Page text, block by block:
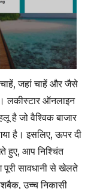
जहां चाहें और जैसे
लकीस्टार ऑनलाइन
है जो वैश्विक बाजार
है। इसलिए, ऊपर दी
हुए, आप निश्चिंत
सावधानी से खेलते
उच्च निकासी